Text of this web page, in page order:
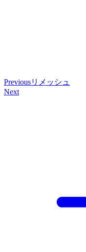
Previousリメッシュ
Next